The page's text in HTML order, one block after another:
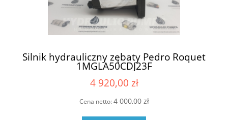
Silnik hydrauliczny zębaty Pedro Roquet
1MGLA50CDJ23F
4 920,00 zł
Cena netto:4 000,00 zł